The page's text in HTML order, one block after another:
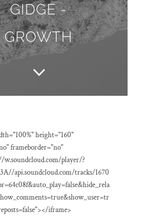
GIDGE -
GROWTH
3
height="160"
frameborder="no"
w.soundcloud.com/player/?
api.soundcloud.com/tracks/1670
iframe>